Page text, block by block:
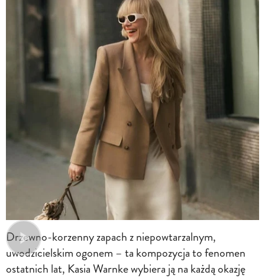
Drzewno-korzenny zapach z niepowtarzalnym,
uwodzicielskim ogonem – ta kompozycja to fenomen
ostatnich lat, Kasia Warnke wybiera ją na każdą okazję